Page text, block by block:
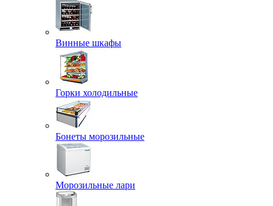
Винные шкафы
Горки холодильные
Бонеты морозильные
Морозильные лари